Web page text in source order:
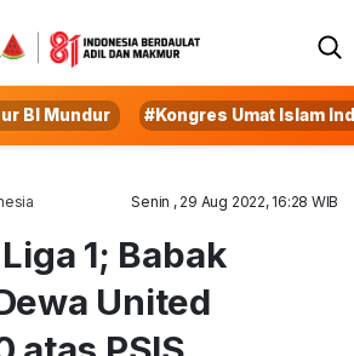
BI Mundur #Kongres Umat Islam
Senin , 29 Aug 2022, 16:28 WIB
1; Babak
United